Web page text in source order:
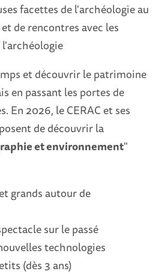
facettes de l'archéologie au
de rencontres avec les
et découvrir le patrimoine
en passant les portes de
En 2026, le CERAC et ses
de découvrir la
et environnement"
grands autour de
sur le passé
technologies
(dès 3 ans)